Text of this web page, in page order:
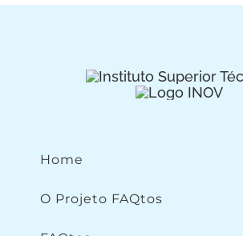
Home
O Projeto FAQtos